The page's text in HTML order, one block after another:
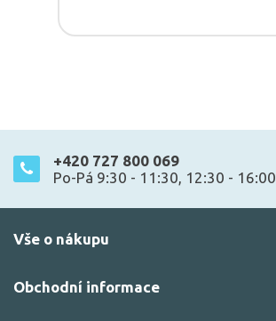
+420 727 800 069
Po-Pá 9:30 - 11:30, 12:30 - 16:00
Vše o nákupu
Obchodní informace